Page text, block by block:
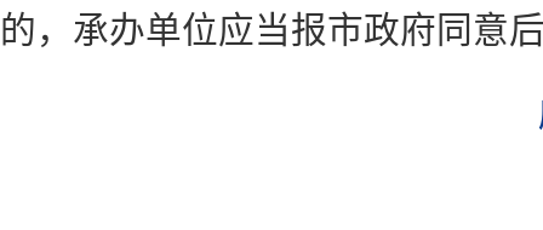
的，承办单位应当报市政府同意